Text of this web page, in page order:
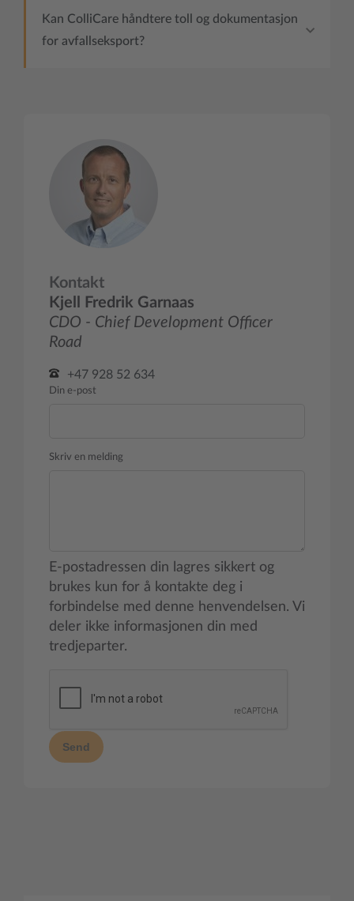
Kan ColliCare håndtere toll og dokumentasjon
for avfallseksport?
Kontakt
Kjell Fredrik Garnaas
CDO - Chief Development Officer
Road
+47 928 52 634
Din e-post
Skriv en melding
E-postadressen din lagres sikkert og
brukes kun for å kontakte deg i
forbindelse med denne henvendelsen. Vi
deler ikke informasjonen din med
tredjeparter.
Send